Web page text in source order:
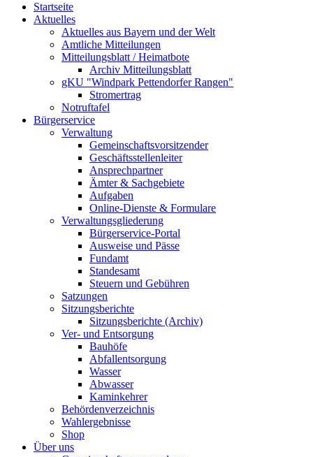
Startseite
Aktuelles
Aktuelles aus Bayern und der Welt
Amtliche Mitteilungen
Mitteilungsblatt / Heimatbote
Archiv Mitteilungsblatt
gKU "Windpark Pettendorfer Rangen"
Stromertrag
Notruftafel
Bürgerservice
Verwaltung
Gemeinschaftsvorsitzender
Geschäftsstellenleiter
Ansprechpartner
Ämter & Sachgebiete
Aufgaben
Online-Dienste & Formulare
Verwaltungsgliederung
Bürgerservice-Portal
Ausweise und Pässe
Fundamt
Standesamt
Steuern und Gebühren
Satzungen
Sitzungsberichte
Sitzungsberichte (Archiv)
Ver- und Entsorgung
Bauhöfe
Abfallentsorgung
Wasser
Abwasser
Kaminkehrer
Behördenverzeichnis
Wahlergebnisse
Shop
Über uns